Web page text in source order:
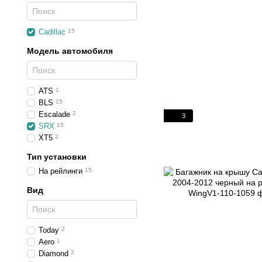
3
Cadillac 15
Модель автомобиля
ATS 1
BLS 15
Escalade 2
SRX 15
XT5 2
Тип установки
На рейлинги 15
Вид
Today 2
Aero 1
Diamond 2